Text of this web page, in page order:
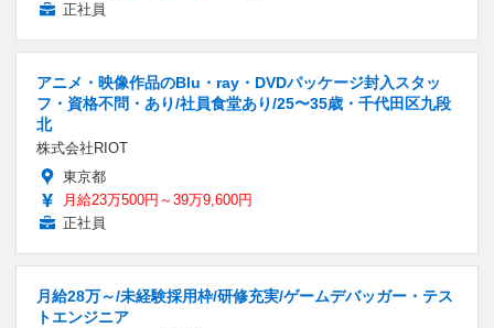
正社員
アニメ・映像作品のBlu・ray・DVDパッケージ封入スタッ
フ・資格不問・あり/社員食堂あり/25〜35歳・千代田区九段
北
株式会社RIOT
東京都
月給23万500円～39万9,600円
正社員
月給28万～/未経験採用枠/研修充実/ゲームデバッガー・テス
トエンジニア